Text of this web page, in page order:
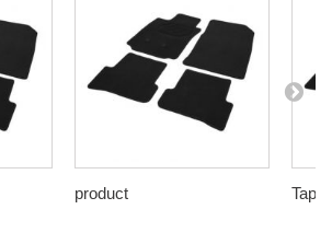
product